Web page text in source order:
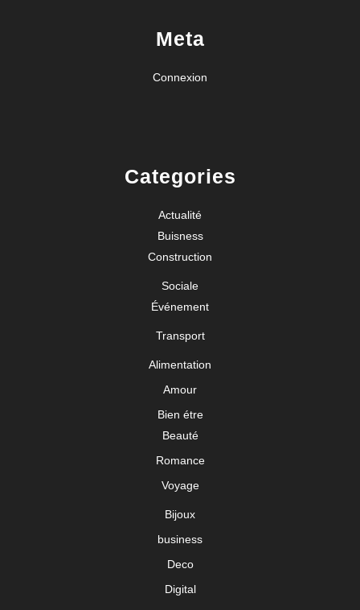
Meta
Connexion
Categories
Actualité
Buisness
Construction
Sociale
Événement
Transport
Alimentation
Amour
Bien étre
Beauté
Romance
Voyage
Bijoux
business
Deco
Digital